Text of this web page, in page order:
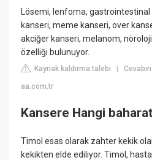
Lösemi, lenfoma,
kanseri, meme kanseri, over
akciğer kanseri, melanom,
özelliği bulunuyor.
Kaynak kaldırma talebi |
aa.com.tr
Kansere Hangi
Timol esas olarak zahter kekik
kekikten elde ediliyor. Timol,